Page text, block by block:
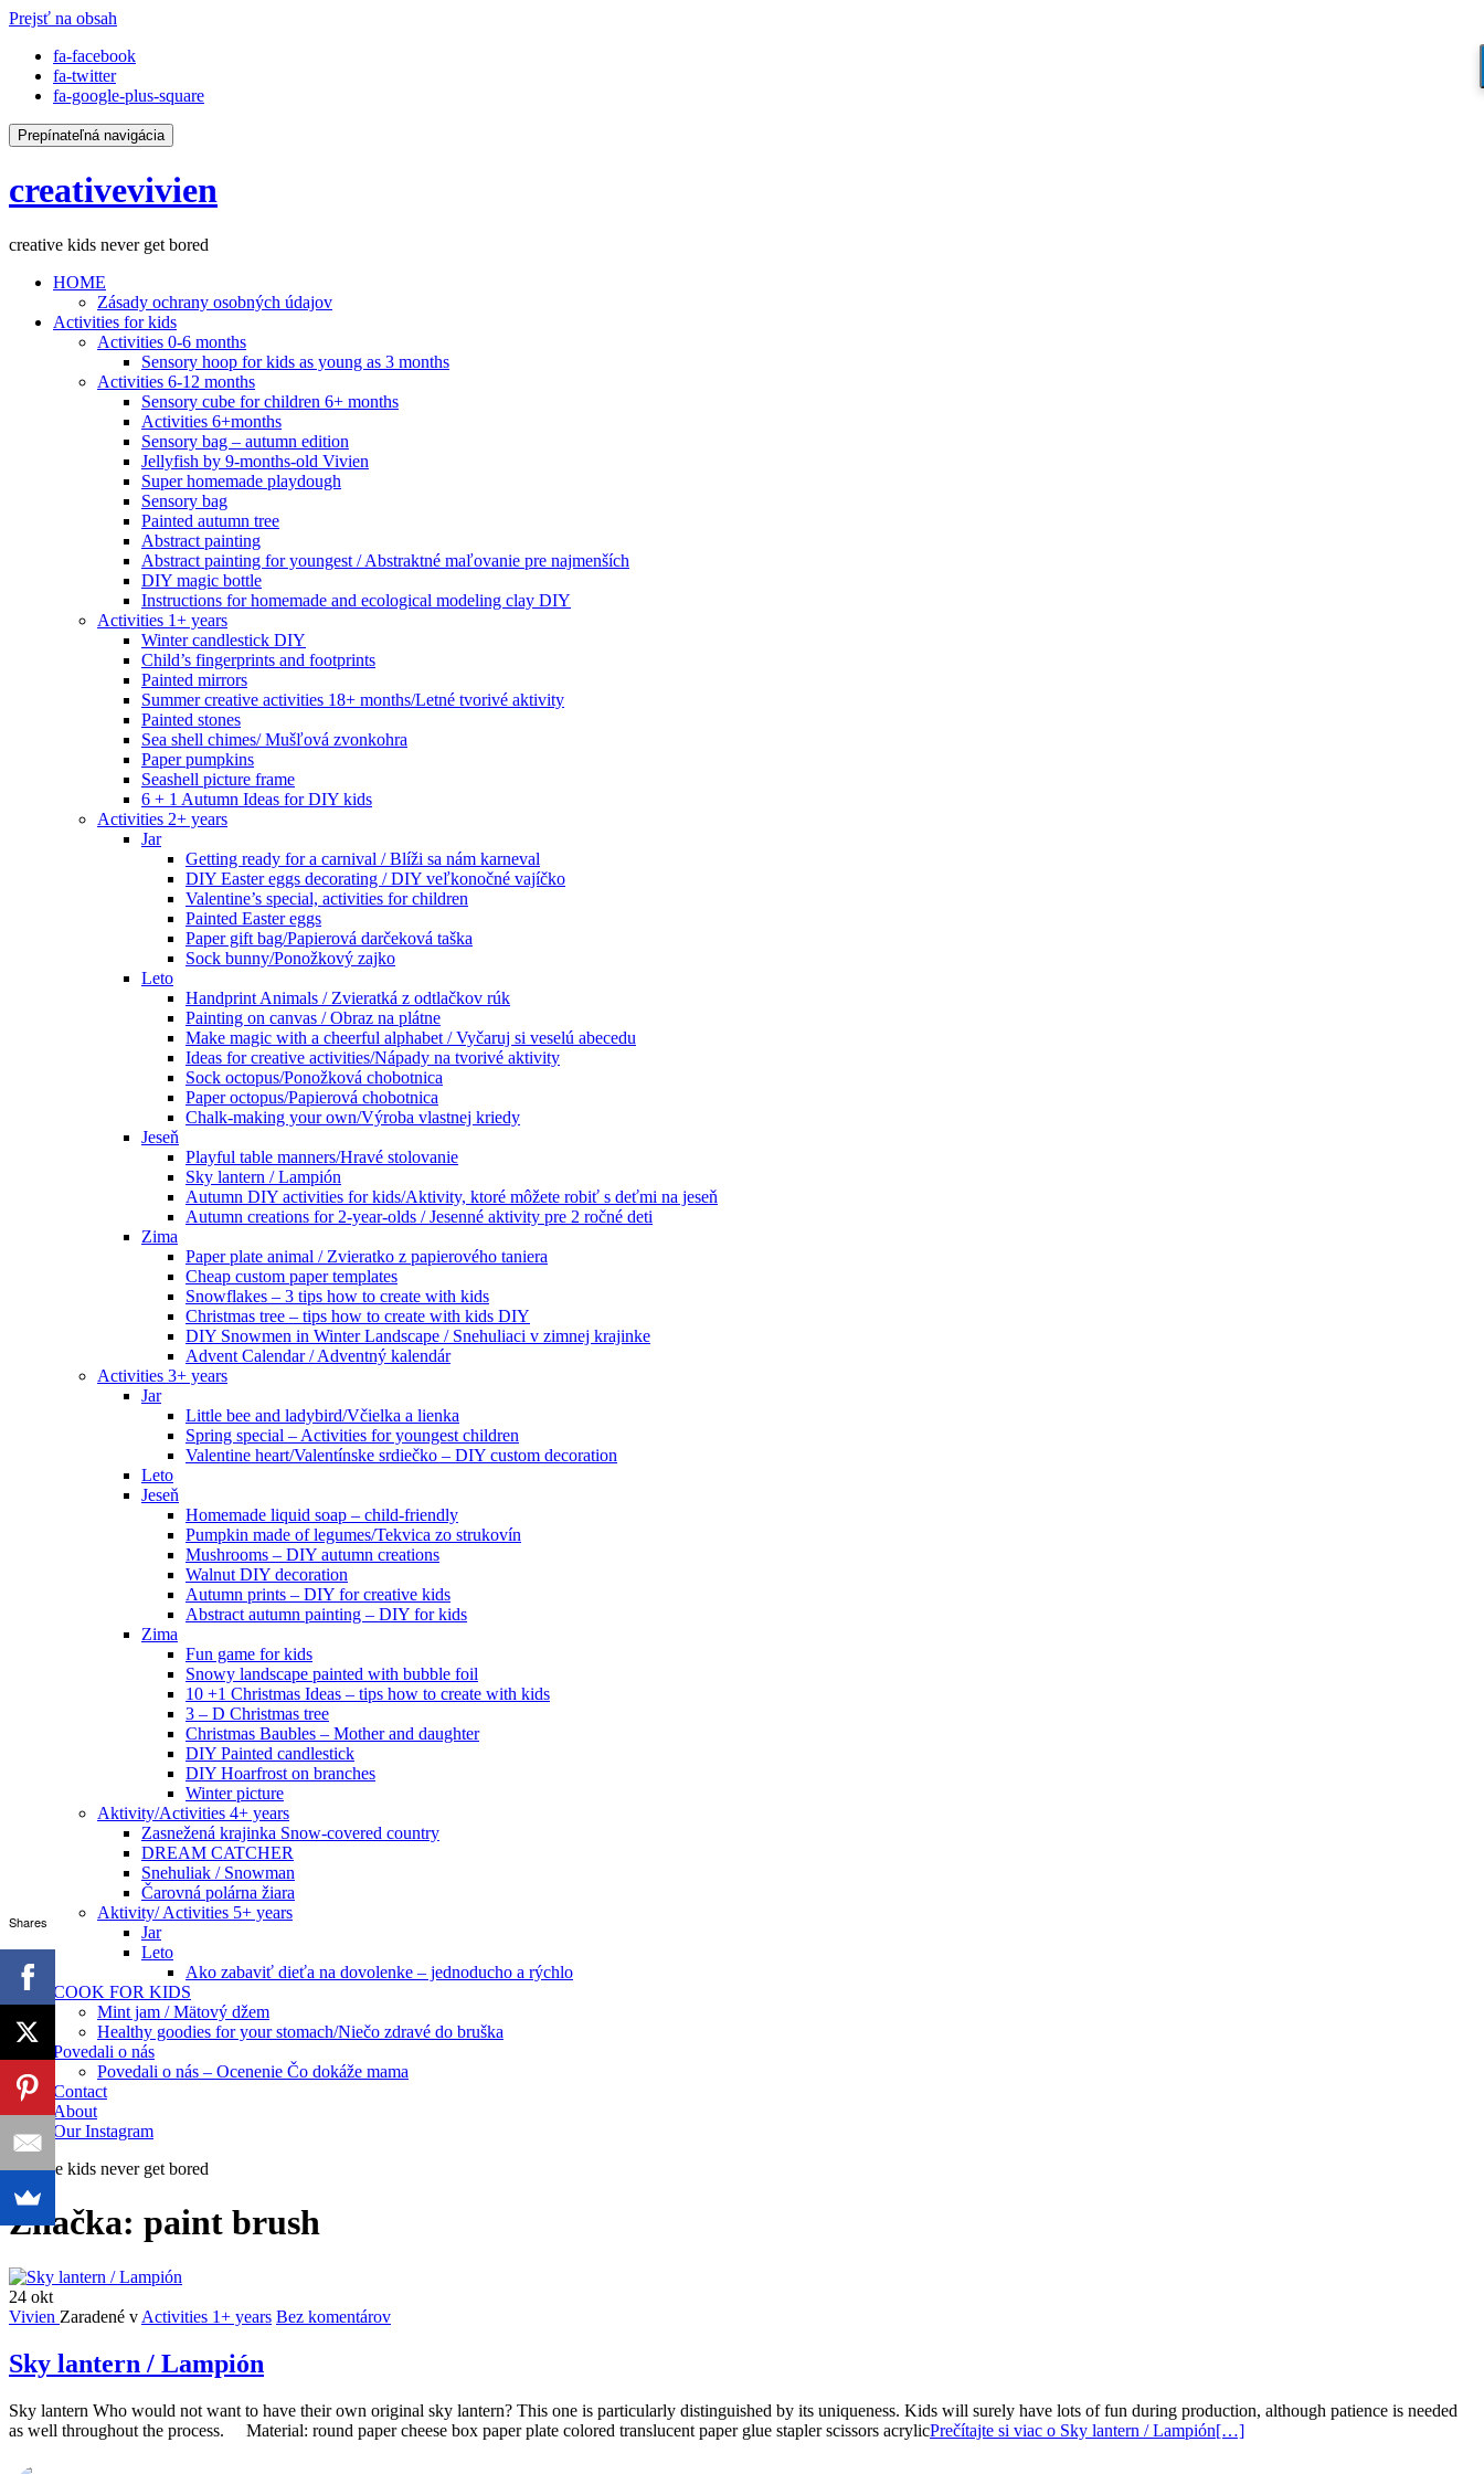
Prejsť na obsah
fa-facebook
fa-twitter
fa-google-plus-square
Prepínateľná navigácia
creativevivien
creative kids never get bored
HOME
Zásady ochrany osobných údajov
Activities for kids
Activities 0-6 months
Sensory hoop for kids as young as 3 months
Activities 6-12 months
Sensory cube for children 6+ months
Activities 6+months
Sensory bag – autumn edition
Jellyfish by 9-months-old Vivien
Super homemade playdough
Sensory bag
Painted autumn tree
Abstract painting
Abstract painting for youngest / Abstraktné maľovanie pre najmenších
DIY magic bottle
Instructions for homemade and ecological modeling clay DIY
Activities 1+ years
Winter candlestick DIY
Child’s fingerprints and footprints
Painted mirrors
Summer creative activities 18+ months/Letné tvorivé aktivity
Painted stones
Sea shell chimes/ Mušľová zvonkohra
Paper pumpkins
Seashell picture frame
6 + 1 Autumn Ideas for DIY kids
Activities 2+ years
Jar
Getting ready for a carnival / Blíži sa nám karneval
DIY Easter eggs decorating / DIY veľkonočné vajíčko
Valentine’s special, activities for children
Painted Easter eggs
Paper gift bag/Papierová darčeková taška
Sock bunny/Ponožkový zajko
Leto
Handprint Animals / Zvieratká z odtlačkov rúk
Painting on canvas / Obraz na plátne
Make magic with a cheerful alphabet / Vyčaruj si veselú abecedu
Ideas for creative activities/Nápady na tvorivé aktivity
Sock octopus/Ponožková chobotnica
Paper octopus/Papierová chobotnica
Chalk-making your own/Výroba vlastnej kriedy
Jeseň
Playful table manners/Hravé stolovanie
Sky lantern / Lampión
Autumn DIY activities for kids/Aktivity, ktoré môžete robiť s deťmi na jeseň
Autumn creations for 2-year-olds / Jesenné aktivity pre 2 ročné deti
Zima
Paper plate animal / Zvieratko z papierového taniera
Cheap custom paper templates
Snowflakes – 3 tips how to create with kids
Christmas tree – tips how to create with kids DIY
DIY Snowmen in Winter Landscape / Snehuliaci v zimnej krajinke
Advent Calendar / Adventný kalendár
Activities 3+ years
Jar
Little bee and ladybird/Včielka a lienka
Spring special – Activities for youngest children
Valentine heart/Valentínske srdiečko – DIY custom decoration
Leto
Jeseň
Homemade liquid soap – child-friendly
Pumpkin made of legumes/Tekvica zo strukovín
Mushrooms – DIY autumn creations
Walnut DIY decoration
Autumn prints – DIY for creative kids
Abstract autumn painting – DIY for kids
Zima
Fun game for kids
Snowy landscape painted with bubble foil
10 +1 Christmas Ideas – tips how to create with kids
3 – D Christmas tree
Christmas Baubles – Mother and daughter
DIY Painted candlestick
DIY Hoarfrost on branches
Winter picture
Aktivity/Activities 4+ years
Zasnežená krajinka Snow-covered country
DREAM CATCHER
Snehuliak / Snowman
Čarovná polárna žiara
Aktivity/ Activities 5+ years
Jar
Leto
Ako zabaviť dieťa na dovolenke – jednoducho a rýchlo
COOK FOR KIDS
Mint jam / Mätový džem
Healthy goodies for your stomach/Niečo zdravé do bruška
Povedali o nás
Povedali o nás – Ocenenie Čo dokáže mama
Contact
About
Our Instagram
creative kids never get bored
Značka: paint brush
24 okt
Vivien Zaradené v Activities 1+ years Bez komentárov
Sky lantern / Lampión
Sky lantern Who would not want to have their own original sky lantern? This one is particularly distinguished by its uniqueness. Kids will surely have lots of fun during production, although patience is needed
as well throughout the process. Material: round paper cheese box paper plate colored translucent paper glue stapler scissors acrylicPrečítajte si viac o Sky lantern / Lampión[…]
Shares